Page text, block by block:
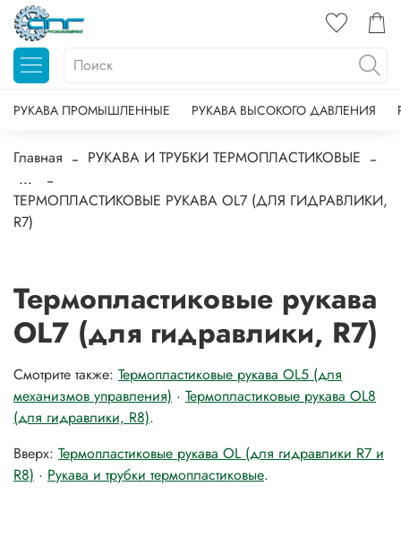
РУКАВА ПРОМЫШЛЕННЫЕ РУКАВА ВЫСОКОГО ДАВЛЕНИЯ
Главная
РУКАВА И ТРУБКИ ТЕРМОПЛАСТИКОВЫЕ
...
ТЕРМОПЛАСТИКОВЫЕ РУКАВА OL7 (ДЛЯ ГИДРАВЛИКИ,
R7)
Термопластиковые рукава
OL7 (для гидравлики, R7)
Смотрите также: Термопластиковые рукава OL5 (для
механизмов управления) · Термопластиковые рукава OL8
(для гидравлики, R8).
Вверх: Термопластиковые рукава OL (для гидравлики R7 и
R8) · Рукава и трубки термопластиковые.